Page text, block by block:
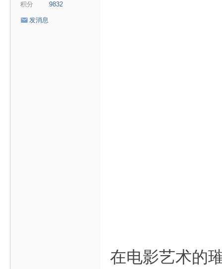
积分 9832
发消息
在电影艺术的